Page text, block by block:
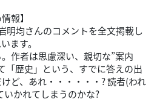
報】
明均さんのコメントを全文掲載し
ます。
作者は思慮深い、親切な”案内
「歴史」という、すでに答えの出
ど、あれ・・・・・・? 読者(われ
かれてしまうのかな?